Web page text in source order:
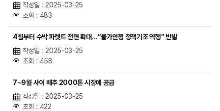
작성일 : 2025-03-25
조회 : 483
4월부터 수박 파렛트 전면 확대…“물가안정 정책기조 역행” 반발
작성일 : 2025-03-25
조회 : 458
7~9월 사이 배추 2000톤 시장에 공급
작성일 : 2025-03-25
조회 : 422